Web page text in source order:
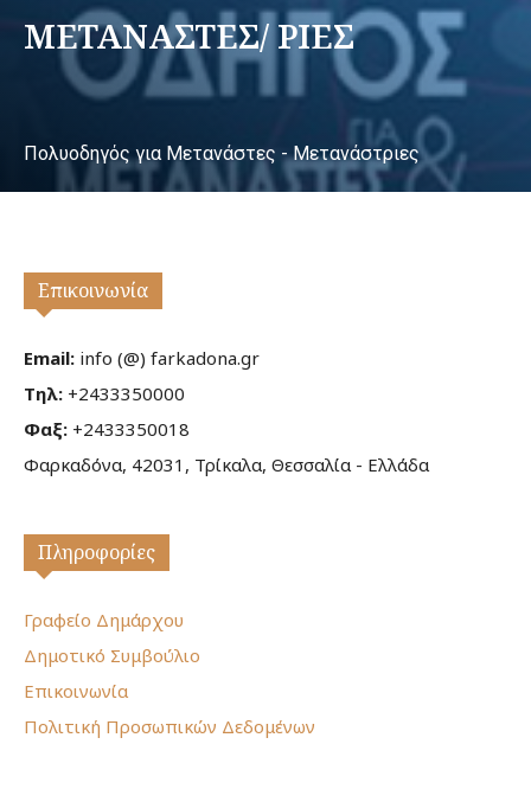
ΜΕΤΑΝΑΣΤΕΣ/ ΡΙΕΣ
Πολυοδηγός για Μετανάστες - Μετανάστριες
Επικοινωνία
Email: info (@) farkadona.gr
Τηλ: +2433350000
Φαξ: +2433350018
Φαρκαδόνα, 42031, Τρίκαλα, Θεσσαλία - Ελλάδα
Πληροφορίες
Γραφείο Δημάρχου
Δημοτικό Συμβούλιο
Επικοινωνία
Πολιτική Προσωπικών Δεδομένων